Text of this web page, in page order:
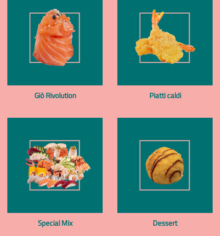
Giò Rivolution Piatti caldi
Special Mix Dessert